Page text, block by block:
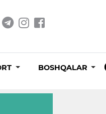
BOSHQALAR